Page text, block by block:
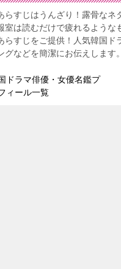
らすじはうんざり！露骨な
室は読むだけで疲れるよう
らすじをご提供！人気韓国
グなどを簡潔にお伝えします
ドラマ俳優・女優名鑑プ
ィール一覧